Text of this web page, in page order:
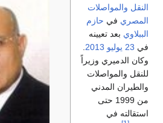
النقل والمواصلات
المصري في حازم
الببلاوي بعد تعيينه
في 23 يوليو 2013
وكان الدميري وزيراً
للنقل والمواصلات
والطيران المدني
من 1999 حتى
استقالته في